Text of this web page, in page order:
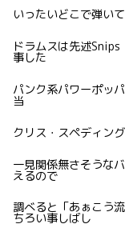
いったいどこで弾い
ドラムスは先述
事した
パンク系パワーポッ
当
クリス・スペディン
一見関係無さそうな
えるので
調べると「あぁこう
ちろい事しばし